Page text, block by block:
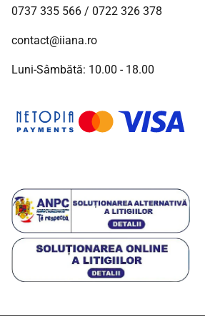
0737 335 566 / 0722 326 378
contact@iiana.ro
Luni-Sâmbătă: 10.00 - 18.00